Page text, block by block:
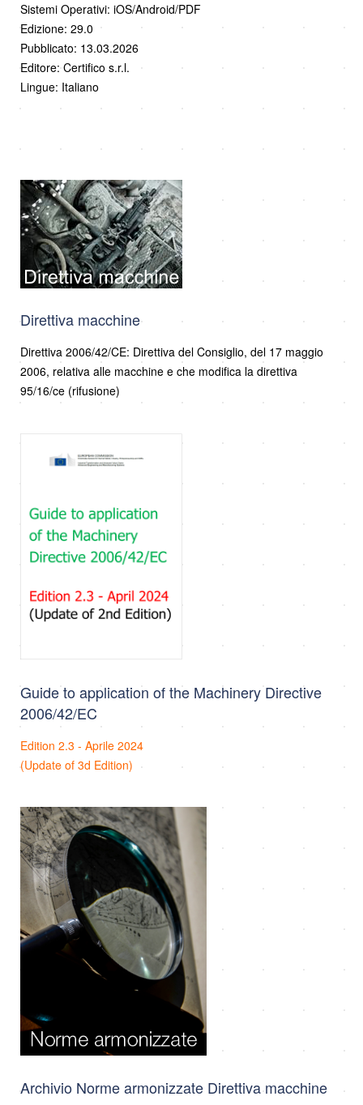
Sistemi Operativi: iOS/Android/PDF
Edizione: 29.0
Pubblicato: 13.03.2026
Editore: Certifico s.r.l.
Lingue: Italiano
Direttiva macchine
Direttiva 2006/42/CE: Direttiva del Consiglio, del 17 maggio
2006, relativa alle macchine e che modifica la direttiva
95/16/ce (rifusione)
Guide to application of the Machinery Directive
2006/42/EC
Edition 2.3 - Aprile 2024
(Update of 3d Edition)
Archivio Norme armonizzate Direttiva macchine